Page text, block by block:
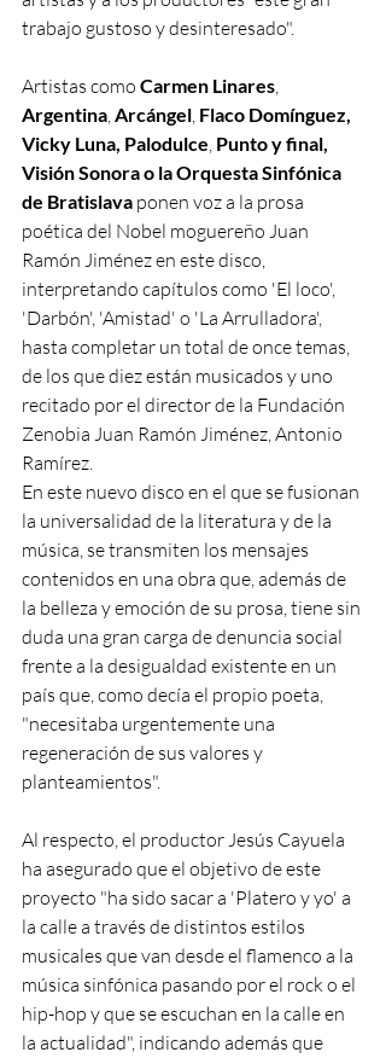
trabajo gustoso y desinteresado".
Artistas como Carmen Linares,
Argentina, Arcángel, Flaco Domínguez,
Vicky Luna, Palodulce, Punto y final,
Visión Sonora o la Orquesta Sinfónica
de Bratislava ponen voz a la prosa
poética del Nobel moguereño Juan
Ramón Jiménez en este disco,
interpretando capítulos como 'El loco',
'Darbón', 'Amistad' o 'La Arrulladora',
hasta completar un total de once temas,
de los que diez están musicados y uno
recitado por el director de la Fundación
Zenobia Juan Ramón Jiménez, Antonio
Ramírez.
En este nuevo disco en el que se fusionan
la universalidad de la literatura y de la
música, se transmiten los mensajes
contenidos en una obra que, además de
la belleza y emoción de su prosa, tiene sin
duda una gran carga de denuncia social
frente a la desigualdad existente en un
país que, como decía el propio poeta,
"necesitaba urgentemente una
regeneración de sus valores y
planteamientos".
Al respecto, el productor Jesús Cayuela
ha asegurado que el objetivo de este
proyecto "ha sido sacar a 'Platero y yo' a
la calle a través de distintos estilos
musicales que van desde el flamenco a la
música sinfónica pasando por el rock o el
hip-hop y que se escuchan en la calle en
la actualidad", indicando además que